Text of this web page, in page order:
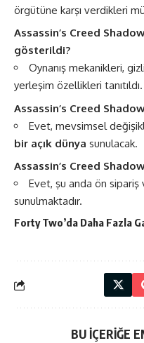
örgütüne karşı verdikleri
Assassin’s Creed
gösterildi?
Oynanış mekanikleri,
yerleşim özellikleri tanıtıldı​.
Assassin’s Creed
Evet, mevsimsel
bir açık dünya sunulacak​.
Assassin’s Creed
Evet, şu anda ön
sunulmaktadır​.
Forty Two’da Daha Fazla
BU İÇERİĞE